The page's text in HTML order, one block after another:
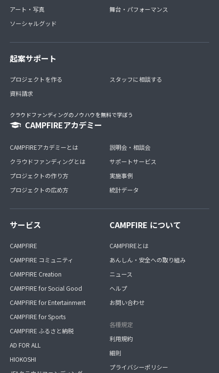
アート・写真
ソーシャルグッド
舞台・パフォーマンス
起案サポート
プロジェクトを作る
資料請求
スタッフに相談する
クラウドファンディングのノウハウを無料で学ぼう
CAMPFIREアカデミー
CAMPFIREアカデミーとは
クラウドファンディングとは
プロジェクトの作り方
プロジェクトの広め方
説明会・相談会
サポートサービス
実施事例
統計データ
サービス
CAMPFIRE
CAMPFIRE コミュニティ
CAMPFIRE Creation
CAMPFIRE for Social Good
CAMPFIRE for Entertainment
CAMPFIRE for Sports
CAMPFIRE ふるさと納税
AD FOR ALL
HIOKOSHI
CAMPFIRE について
CAMPFIREとは
あんしん・安全への取り組み
ニュース
ヘルプ
お問い合わせ
各種規定
利用規約
細則
プライバシーポリシー